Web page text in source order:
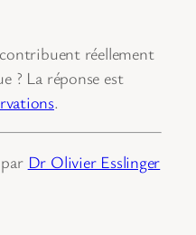
réellement
? La réponse est
.
Dr Olivier Esslinger